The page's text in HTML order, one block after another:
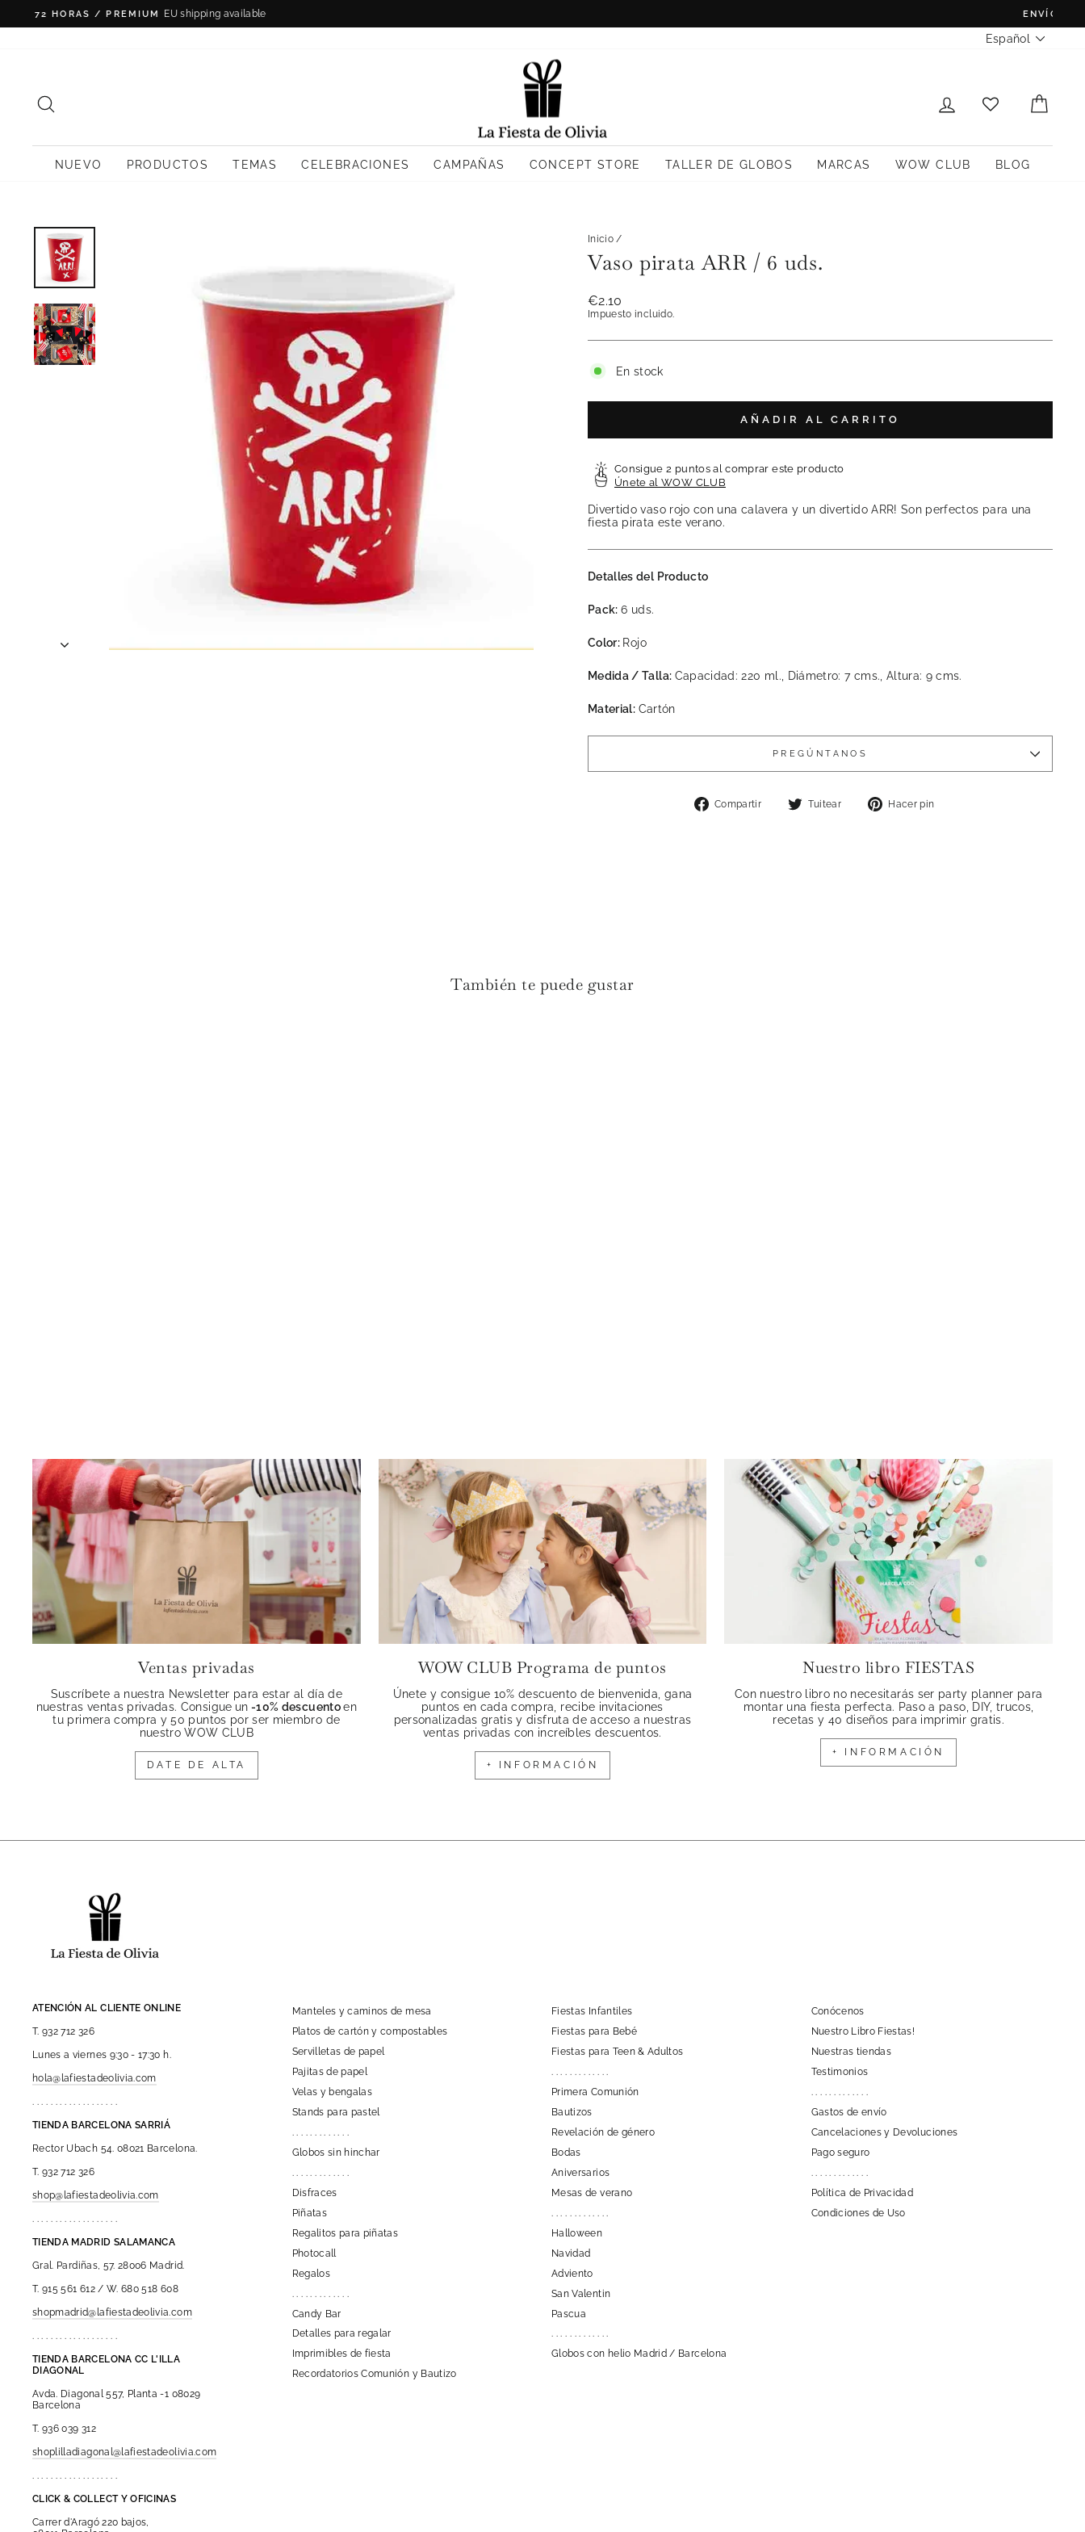
directamente
diapositivas
Idioma
Español
INICIAR SESIÓN
NUEVO PRODUCTOS TEMAS CELEBRACIONES CAMPAÑAS CONCEPT STORE TALLER DE GLOBOS MARCAS WOW CLUB BLOG
Inicio /
Vaso pirata ARR / 6 uds.
Precio
habitual
€2.10
Impuesto incluido.
En stock
AÑADIR AL CARRITO
Consigue 2 puntos al comprar este producto
Únete al WOW CLUB
Divertido vaso rojo con una calavera y un divertido ARR! Son perfectos para una
fiesta pirata este verano.
Detalles del Producto
Pack:6 uds.
Color: Rojo
Medida / Talla: Capacidad: 220 ml., Diámetro: 7 cms., Altura: 9 cms.
Material: Cartón
PREGÚNTANOS
Compartir
Compartir
Tuitear
TuitearHacer pin
También te puede gustar
Ventas privadas
Suscríbete a nuestra Newsletter para estar al día de
nuestras ventas privadas. Consigue un -10% descuentoen
tu primera compra y 50 puntos por ser miembro de
nuestro WOW CLUB
DATE DE ALTA
WOW CLUB Programa de puntos
Únete y consigue 10% descuento de bienvenida, gana
puntos en cada compra, recibe invitaciones
personalizadas gratis y disfruta de acceso a nuestras
ventas privadas con increíbles descuentos.
+ INFORMACIÓN
Nuestro libro FIESTAS
Con nuestro libro no necesitarás ser party planner para
montar una fiesta perfecta. Paso a paso, DIY, trucos,
recetas y 40 diseños para imprimir gratis.
+ INFORMACIÓN
ATENCIÓN AL CLIENTE ONLINE
T. 932 712 326
Lunes a viernes 9:30 - 17:30 h.
hola@lafiestadeolivia.com
. . . . . . . . . . . . . . . . . . .
TIENDA BARCELONA SARRIÁ
Rector Ubach 54. 08021 Barcelona.
T. 932 712 326
shop@lafiestadeolivia.com
. . . . . . . . . . . . . . . . . . .
TIENDA MADRID SALAMANCA
Gral. Pardiñas, 57. 28006 Madrid.
T. 915 561 612 / W. 680 518 608
shopmadrid@lafiestadeolivia.com
. . . . . . . . . . . . . . . . . . .
TIENDA BARCELONA CC L'ILLA
DIAGONAL
Avda. Diagonal 557, Planta -1 08029
Barcelona
T. 936 039 312
shoplilladiagonal@lafiestadeolivia.com
. . . . . . . . . . . . . . . . . . .
CLICK & COLLECT Y OFICINAS
Carrer d'Aragó 220 bajos,
Manteles y caminos de mesa
Platos de cartón y compostables
Servilletas de papel
Pajitas de papel
Velas y bengalas
Stands para pastel
Globos sin hinchar
Disfraces
Piñatas
Regalitos para piñatas
Photocall
Regalos
Candy Bar
Detalles para regalar
Imprimibles de fiesta
Recordatorios Comunión y Bautizo
Fiestas Infantiles
Fiestas para Bebé
Fiestas para Teen & Adultos
. . . . . . . . . . . . .
Primera Comunión
Bautizos
Revelación de género
Bodas
Aniversarios
Mesas de verano
Halloween
Navidad
Adviento
San Valentin
Pascua
. . . . . . . . . . . . .
Globos con helio Madrid / Barcelona
Conócenos
Nuestro Libro Fiestas!
Nuestras tiendas
Testimonios
. . . . . . . . . . . . .
Gastos de envío
Cancelaciones y Devoluciones
Pago seguro
Política de Privacidad
Condiciones de Uso